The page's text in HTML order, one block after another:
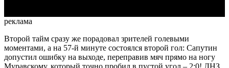
реклама
Второй тайм сразу же порадовал зрителей голевыми
моментами, а на 57-й минуте состоялся второй гол: Сапутин
допустил ошибку на выходе, переправив мяч прямо на ногу